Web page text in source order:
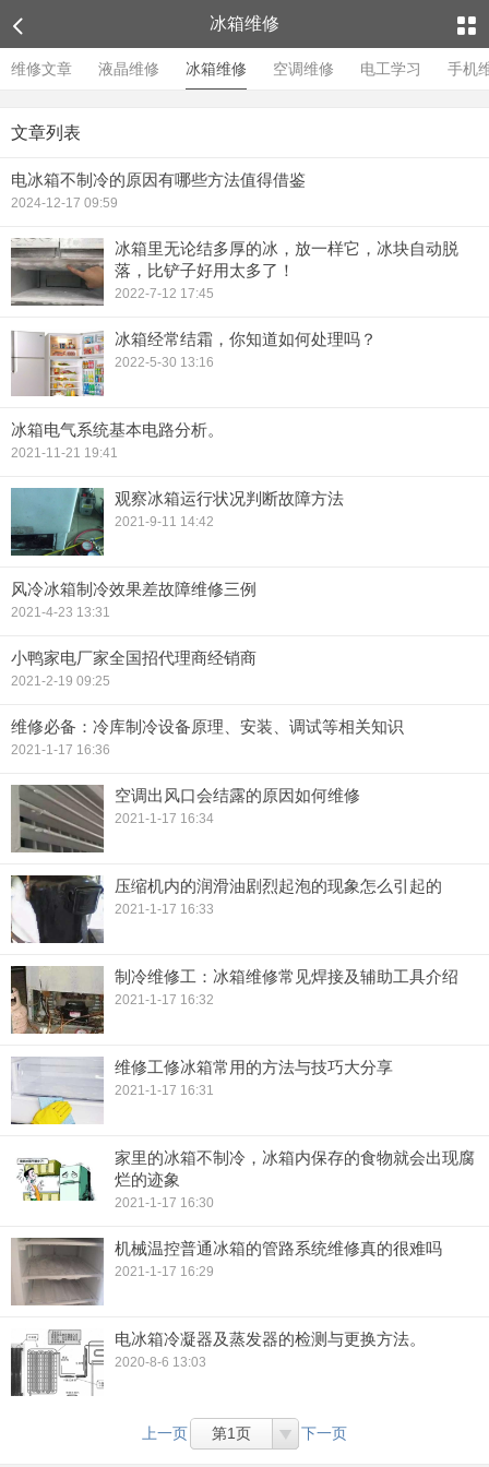
冰箱维修
维修文章 液晶维修 冰箱维修 空调维修 电工学习 手机
文章列表
电冰箱不制冷的原因有哪些方法值得借鉴
2024-12-17 09:59
冰箱里无论结多厚的冰，放一样它，冰块自动脱
落，比铲子好用太多了！
2022-7-12 17:45
冰箱经常结霜，你知道如何处理吗？
2022-5-30 13:16
冰箱电气系统基本电路分析。
2021-11-21 19:41
观察冰箱运行状况判断故障方法
2021-9-11 14:42
风冷冰箱制冷效果差故障维修三例
2021-4-23 13:31
小鸭家电厂家全国招代理商经销商
2021-2-19 09:25
维修必备：冷库制冷设备原理、安装、调试等相关知识
2021-1-17 16:36
空调出风口会结露的原因如何维修
2021-1-17 16:34
压缩机内的润滑油剧烈起泡的现象怎么引起的
2021-1-17 16:33
制冷维修工：冰箱维修常见焊接及辅助工具介绍
2021-1-17 16:32
维修工修冰箱常用的方法与技巧大分享
2021-1-17 16:31
家里的冰箱不制冷，冰箱内保存的食物就会出现腐
烂的迹象
2021-1-17 16:30
机械温控普通冰箱的管路系统维修真的很难吗
2021-1-17 16:29
电冰箱冷凝器及蒸发器的检测与更换方法。
2020-8-6 13:03
上一页 第1页 下一页